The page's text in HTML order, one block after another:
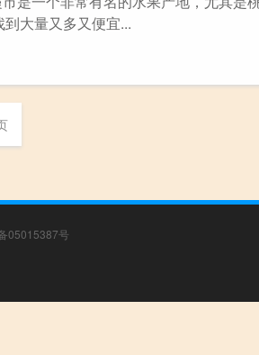
大量又多又便宜...
05015387号